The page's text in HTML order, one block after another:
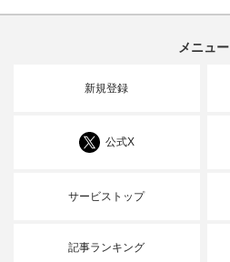
メニュー
新規登録
公式X
サービストップ
記事ランキング